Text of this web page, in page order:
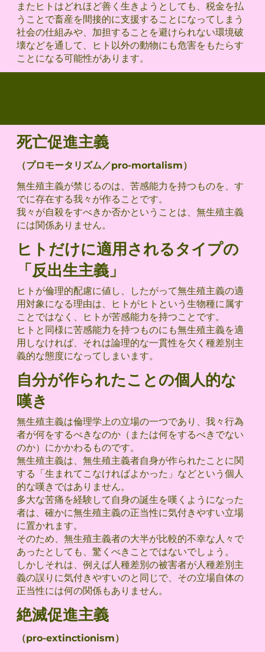
またヒトはどれほど善く生きようとしても、税金を払
うことで畜産を間接的に支援することになってしまう
社会の仕組みや、加担することを避けられない環境破
壊などを通して、ヒト以外の動物にも危害をもたらす
ことになる可能性があります。
死亡促進主義
（プロモータリズム／pro-mortalism）
無生殖主義が禁じるのは、苦感能力を持つものを、す
でに存在する我々が作ることです。
我々が自殺をすべきか否かということは、無生殖主義
には関係ありません。
ヒトだけに適用されるタイプの
「反出生主義」
ヒトが倫理的配慮に値し、したがって無生殖主義の適
用対象になる理由は、ヒトがヒトという生物種に属す
ことではなく、ヒトが苦感能力を持つことです。
ヒトと同様に苦感能力を持つものにも無生殖主義を適
用しなければ、それは論理的な一貫性を欠く種差別主
義的な態度になってしまいます。
自分が作られたことの個人的な
嘆き
無生殖主義は倫理学上の立場の一つであり、我々行為
者が何をするべきなのか（または何をするべきでない
のか）にかかわるものです。
無生殖主義は、無生殖主義者自身が作られたことに関
する「生まれてこなければよかった」などという個人
的な嘆きではありません。
多大な苦痛を経験して自身の誕生を嘆くようになった
者は、確かに無生殖主義の正当性に気付きやすい立場
に置かれます。
そのため、無生殖主義者の大半が比較的不幸な人々で
あったとしても、驚くべきことではないでしょう。
しかしそれは、例えば人種差別の被害者が人種差別主
義の誤りに気付きやすいのと同じで、その立場自体の
正当性には何の関係もありません。
絶滅促進主義
（pro-extinctionism）